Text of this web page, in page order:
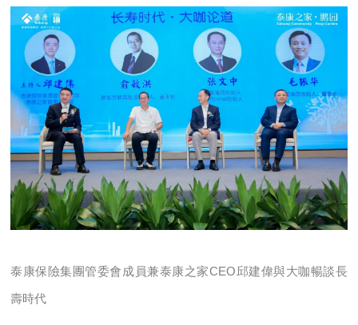
泰康保險集團管委會成員兼泰康之家CEO邱建偉與大咖暢談長
壽時代